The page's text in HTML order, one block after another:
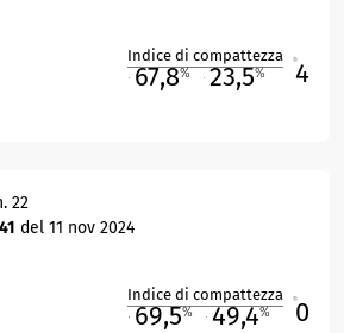
Indice di compattezza
67,8% 23,5% 4
22
del 11 nov 2024
Indice di compattezza
69,5% 49,4% 0